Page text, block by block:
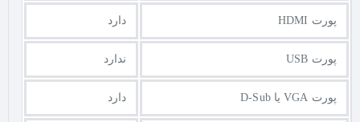
پورت HDMI دارد
پورت USB ندارد
پورت VGA یا D-Sub دارد